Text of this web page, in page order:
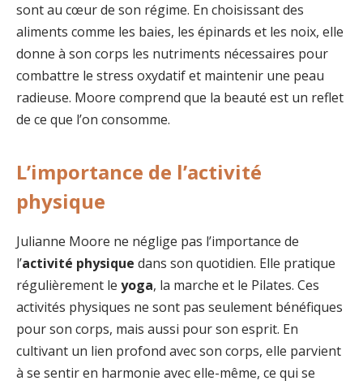
sont au cœur de son régime. En choisissant des
aliments comme les baies, les épinards et les noix, elle
donne à son corps les nutriments nécessaires pour
combattre le stress oxydatif et maintenir une peau
radieuse. Moore comprend que la beauté est un reflet
de ce que l’on consomme.
L’importance de l’activité
physique
Julianne Moore ne néglige pas l’importance de
l’activité physique dans son quotidien. Elle pratique
régulièrement le yoga, la marche et le Pilates. Ces
activités physiques ne sont pas seulement bénéfiques
pour son corps, mais aussi pour son esprit. En
cultivant un lien profond avec son corps, elle parvient
à se sentir en harmonie avec elle-même, ce qui se